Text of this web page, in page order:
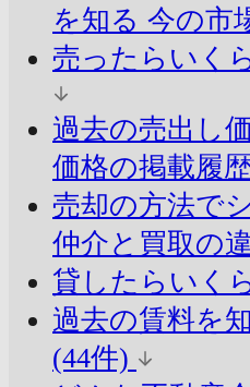
を知る 今の市
売ったらいく
過去の売出し
価格の掲載履
売却の方法で
仲介と買取の
貸したらいく
過去の賃料を
(44件)